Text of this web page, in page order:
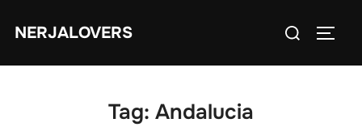
NERJALOVERS
Search
for:
Tag: Andalucia